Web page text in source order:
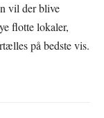
vil der blive
flotte lokaler,
på bedste vis.